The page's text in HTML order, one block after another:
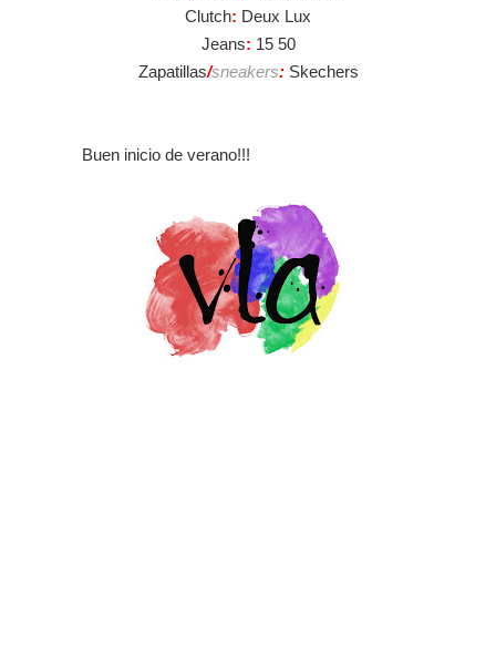
Clutch: Deux Lux
Jeans: 15 50
Zapatillas/sneakers:Skechers
Buen inicio de verano!!!